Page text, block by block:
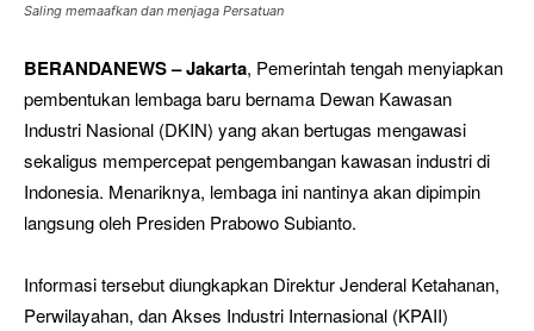
Saling memaafkan dan menjaga Persatuan
BERANDANEWS – Jakarta, Pemerintah tengah menyiapkan
pembentukan lembaga baru bernama Dewan Kawasan
Industri Nasional (DKIN) yang akan bertugas mengawasi
sekaligus mempercepat pengembangan kawasan industri di
Indonesia. Menariknya, lembaga ini nantinya akan dipimpin
langsung oleh Presiden Prabowo Subianto.
Informasi tersebut diungkapkan Direktur Jenderal Ketahanan,
Perwilayahan, dan Akses Industri Internasional (KPAII)